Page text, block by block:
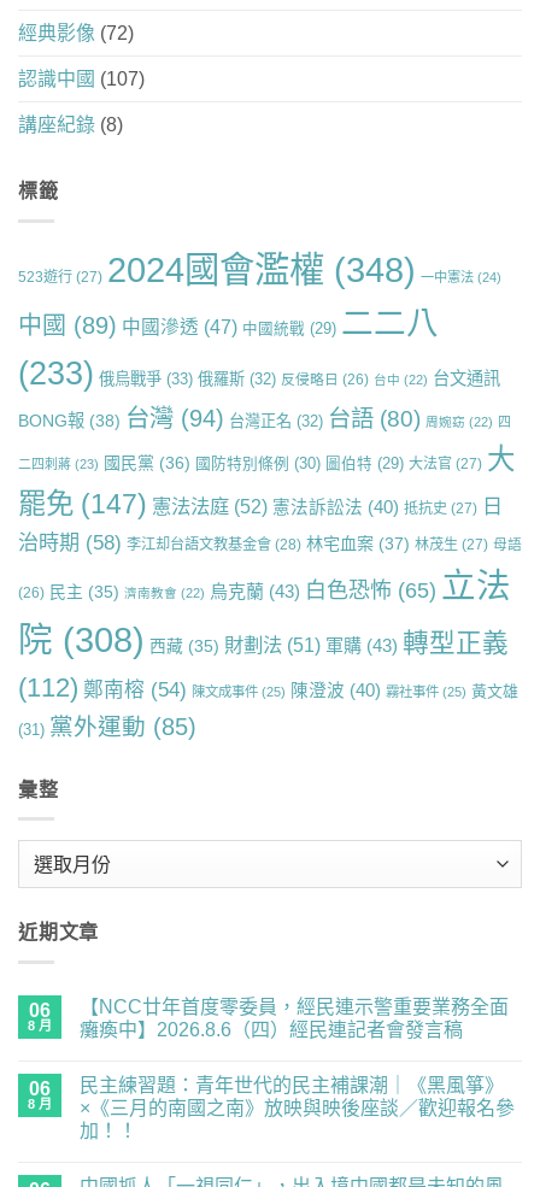
經典影像 (72)
認識中國 (107)
講座紀錄 (8)
標籤
523遊行 (27) 2024國會濫權 (348) 一中憲法 (24)
中國 (89) 中國滲透 (47) 中國統戰 (29) 二二八
(233) 俄烏戰爭 (33) 俄羅斯 (32) 反侵略日 (26) 台中 (22) 台文通訊
BONG報 (38) 台灣 (94) 台灣正名 (32) 台語 (80) 周婉窈 (22) 四
二四刺蔣 (23) 國民黨 (36) 國防特別條例 (30) 圖伯特 (29) 大法官 (27) 大
罷免 (147) 憲法法庭 (52) 憲法訴訟法 (40) 抵抗史 (27) 日
治時期 (58) 李江却台語文教基金會 (28) 林宅血案 (37) 林茂生 (27) 母語
(26) 民主 (35) 濟南教會 (22) 烏克蘭 (43) 白色恐怖 (65) 立法
院 (308) 西藏 (35) 財劃法 (51) 軍購 (43) 轉型正義
(112) 鄭南榕 (54) 陳文成事件 (25) 陳澄波 (40) 霧社事件 (25) 黃文雄
(31) 黨外運動 (85)
彙整
近期文章
06
8 月
【NCC廿年首度零委員，經民連示警重要業務全面
癱瘓中】2026.8.6（四）經民連記者會發言稿
廿
首
度
員，
留
言
06
8 月
民主練習題：青年世代的民主補課潮｜《黑風箏》
×《三月的南國之南》放映與映後座談／歡迎報名參
加！！